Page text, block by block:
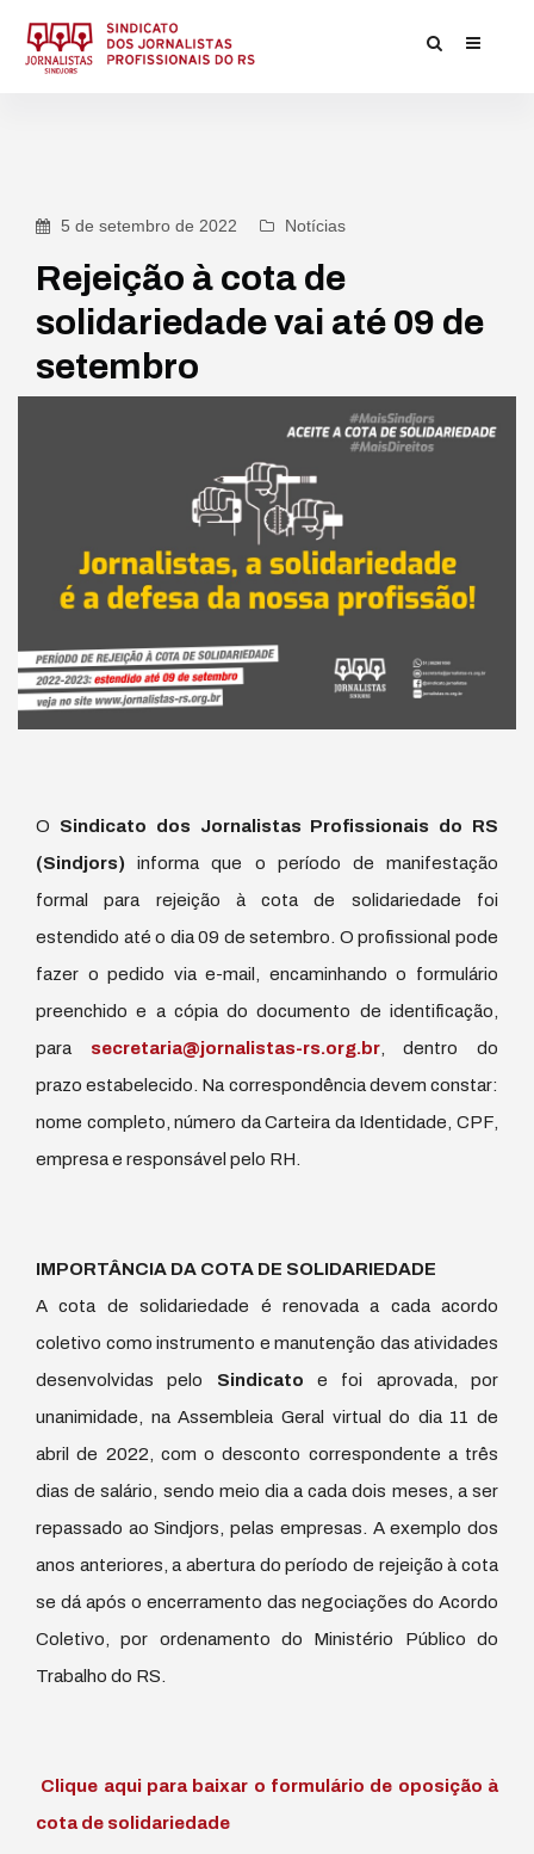
5 de setembro de 2022 Notícias
Rejeição à cota de
solidariedade vai até 09 de
setembro
O Sindicato dos Jornalistas Profissionais do RS
(Sindjors) informa que o período de manifestação
formal para rejeição à cota de solidariedade foi
estendido até o dia 09 de setembro. O profissional pode
fazer o pedido via e-mail, encaminhando o formulário
preenchido e a cópia do documento de identificação,
para secretaria@jornalistas-rs.org.br, dentro do
prazo estabelecido. Na correspondência devem constar:
nome completo, número da Carteira da Identidade, CPF,
empresa e responsável pelo RH.
IMPORTÂNCIA DA COTA DE SOLIDARIEDADE
A cota de solidariedade é renovada a cada acordo
coletivo como instrumento e manutenção das atividades
desenvolvidas pelo Sindicato e foi aprovada, por
unanimidade, na Assembleia Geral virtual do dia 11 de
abril de 2022, com o desconto correspondente a três
dias de salário, sendo meio dia a cada dois meses, a ser
repassado ao Sindjors, pelas empresas. A exemplo dos
anos anteriores, a abertura do período de rejeição à cota
se dá após o encerramento das negociações do Acordo
Coletivo, por ordenamento do Ministério Público do
Trabalho do RS.
Clique aqui para baixar o formulário de oposição à
cota de solidariedade